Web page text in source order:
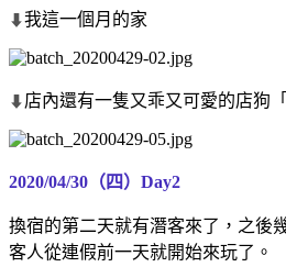
⬇我這一個月的家
⬇店內還有一隻又乖又可愛的店狗「
2020/04/30（四）Day2
換宿的第二天就有潛客來了，之後
客人從連假前一天就開始來玩了。